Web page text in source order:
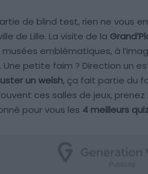
de blind test, rien ne vous
de Lille. La visite de la
musées emblématiques, à
Une petite faim ? Direction un
un welsh, ça fait partie du
ces salles de jeux,
pour vous les 4 meilleurs